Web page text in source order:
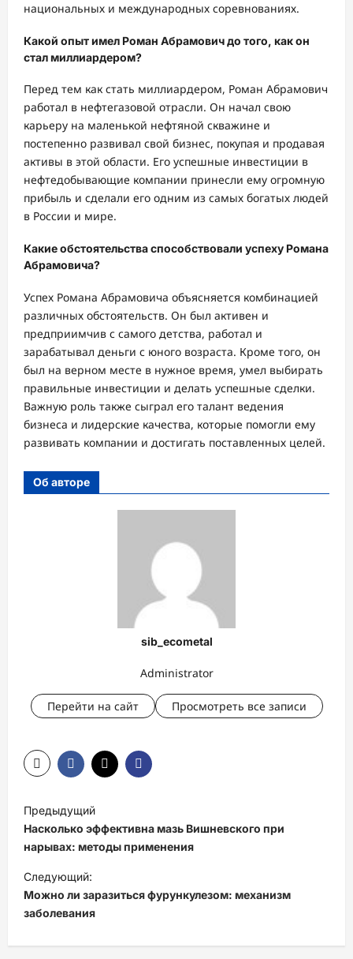
национальных и международных соревнованиях.
Какой опыт имел Роман Абрамович до того, как он
стал миллиардером?
Перед тем как стать миллиардером, Роман Абрамович
работал в нефтегазовой отрасли. Он начал свою
карьеру на маленькой нефтяной скважине и
постепенно развивал свой бизнес, покупая и продавая
активы в этой области. Его успешные инвестиции в
нефтедобывающие компании принесли ему огромную
прибыль и сделали его одним из самых богатых людей
в России и мире.
Какие обстоятельства способствовали успеху Романа
Абрамовича?
Успех Романа Абрамовича объясняется комбинацией
различных обстоятельств. Он был активен и
предприимчив с самого детства, работал и
зарабатывал деньги с юного возраста. Кроме того, он
был на верном месте в нужное время, умел выбирать
правильные инвестиции и делать успешные сделки.
Важную роль также сыграл его талант ведения
бизнеса и лидерские качества, которые помогли ему
развивать компании и достигать поставленных целей.
Об авторе
sib_ecometal
Administrator
Перейти на сайт Просмотреть все записи
Н
а
в
и
г
а
ц
Предыдущий
Насколько эффективна мазь Вишневского при
нарывах: методы применения
Следующий:
Можно ли заразиться фурункулезом: механизм
заболевания